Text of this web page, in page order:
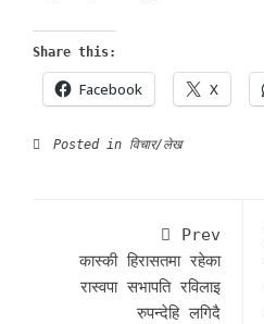
Share this:
Facebook X
Posted in विचार/लेख
Prev
कास्की हिरासतमा रहेका
रास्वपा सभापति रविलाइ
रुपन्देहि लगिदै